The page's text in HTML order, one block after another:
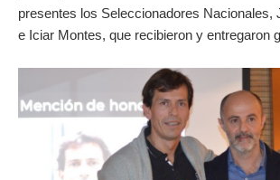
presentes los Seleccionadores Nacionales,
e Iciar Montes, que recibieron y entregaron